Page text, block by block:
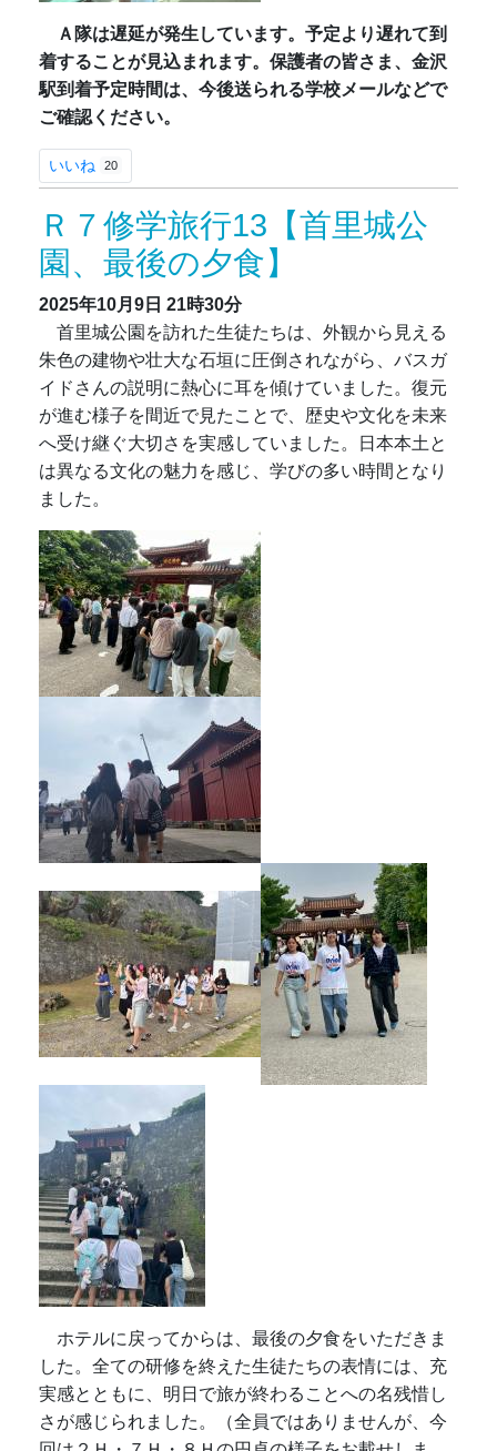
Ａ隊は遅延が発生しています。予定より遅れて到
着することが見込まれます。 保護者の皆さま、金沢
駅到着予定時間は、今後送られる学校メールなどで
ご確認ください。
いいね 20
Ｒ７修学旅行13【首里城公
園、最後の夕食】
2025年10月9日 21時30分
首里城公園を訪れた生徒たちは、外観から見える
朱色の建物や壮大な石垣に圧倒されながら、バスガ
イドさんの説明に熱心に耳を傾けていました。復元
が進む様子を間近で見たことで、歴史や文化を未来
へ受け継ぐ大切さを実感していました。日本本土と
は異なる文化の魅力を感じ、学びの多い時間となり
ました。
ホテルに戻ってからは、最後の夕食をいただきま
した。全ての研修を終えた生徒たちの表情には、充
実感とともに、明日で旅が終わることへの名残惜し
さが感じられました。（全員ではありませんが、今